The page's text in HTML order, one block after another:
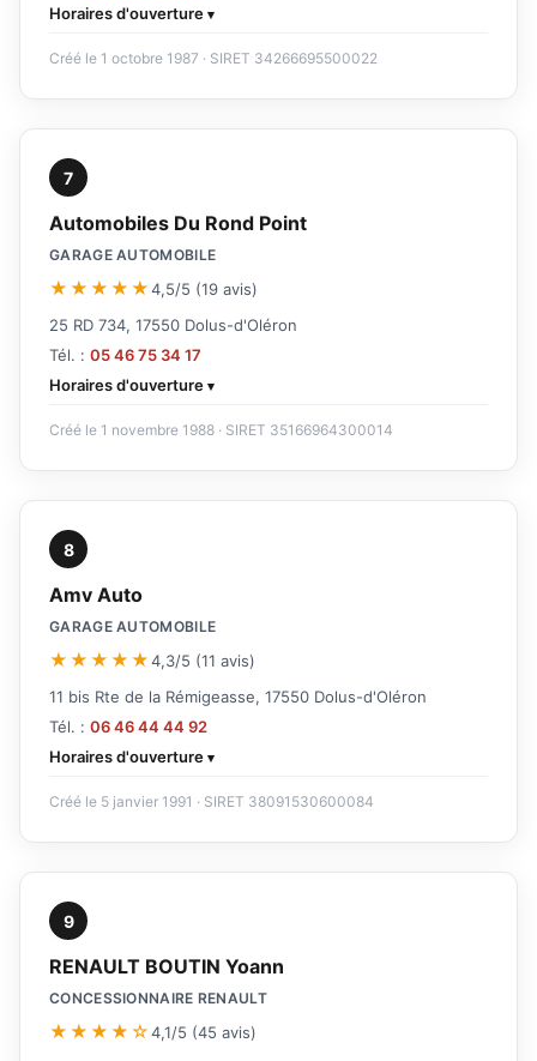
Horaires d'ouverture
Créé le 1 octobre 1987 · SIRET 34266695500022
7
Automobiles Du Rond Point
GARAGE AUTOMOBILE
★★★★★4,5/5 (19 avis)
25 RD 734, 17550 Dolus-d'Oléron
Tél. : 05 46 75 34 17
Horaires d'ouverture
Créé le 1 novembre 1988 · SIRET 35166964300014
8
Amv Auto
GARAGE AUTOMOBILE
★★★★★4,3/5 (11 avis)
11 bis Rte de la Rémigeasse, 17550 Dolus-d'Oléron
Tél. : 06 46 44 44 92
Horaires d'ouverture
Créé le 5 janvier 1991 · SIRET 38091530600084
9
RENAULT BOUTIN Yoann
CONCESSIONNAIRE RENAULT
★★★★☆4,1/5 (45 avis)